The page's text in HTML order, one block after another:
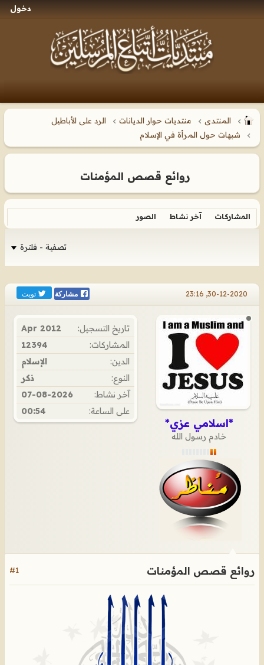
دخول
المنتدى منتديات حوار الديانات
الرد على الأباطيل
شبهات حول المرأة في الإسلام
روائع قصص المؤمنات
المشاركات آخر نشاط الصور
تصفية - فلترة
30-12-2020, 23:16 مشاركة تويت
*اسلامي عزي*
خادم رسول الله
تاريخ التسجيل:
Apr 2012
المشاركات:
12394
الدين:
الإسلام
النوع:
ذكر
آخر نشاط:
07-08-2026
على الساعة:
00:54
#1 روائع قصص المؤمنات